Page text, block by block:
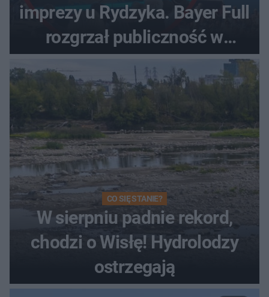
imprezy u Rydzyka. Bayer Full
rozgrzał publiczność w
Toruniu
CO SIĘ STANIE?
W sierpniu padnie rekord,
chodzi o Wisłę! Hydrolodzy
ostrzegają